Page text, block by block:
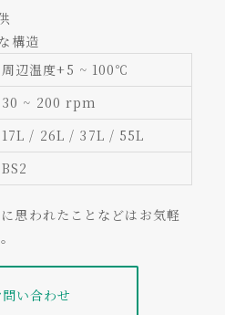
構造
周辺温度+5 ~ 100℃
30 ~ 200 rpm
17L / 26L / 37L / 55L
BS2
思われたことなどはお気軽
問い合わせ